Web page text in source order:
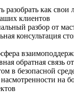
разобрать как свои
клиентов
разбор от
консультация
обратная связь
в безопасной
на